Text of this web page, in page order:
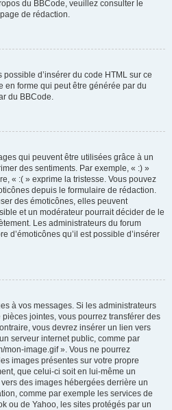
du BBCode, veuillez consulter le
de rédaction.
possible d’insérer du code HTML sur ce
en forme qui peut être générée par du
du BBCode.
qui peuvent être utilisées grâce à un
des sentiments. Par exemple, « :) »
« :( » exprime la tristesse. Vous pouvez
depuis le formulaire de rédaction.
des émoticônes, elles peuvent
et un modérateur pourrait décider de le
Les administrateurs du forum
d’émoticônes qu’il est possible d’insérer
à vos messages. Si les administrateurs
jointes, vous pourrez transférer des
vous devrez insérer un lien vers
serveur internet public, comme par
mon-image.gif ». Vous ne pourrez
images présentes sur votre propre
que celui-ci soit en lui-même un
des images hébergées derrière un
comme par exemple les services de
ou de Yahoo, les sites protégés par un